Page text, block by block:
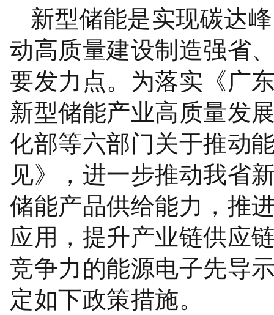
新型储能是实现碳达
动高质量建设制造强省
要发力点。为落实《广
新型储能产业高质量发
化部等六部门关于推动
见》，进一步推动我省
储能产品供给能力，推
应用，提升产业链供应
竞争力的能源电子先导
定如下政策措施。